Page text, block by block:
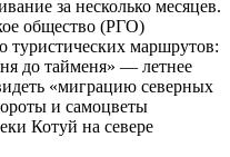
за несколько месяцев.
общество (РГО)
туристических маршрутов:
до тайменя» — летнее
«миграцию северных
и самоцветы
Котуй на севере